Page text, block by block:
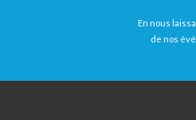
En nous
de nos